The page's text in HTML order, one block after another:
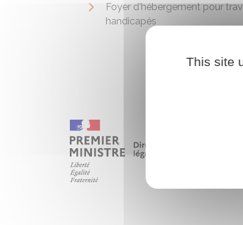
Foyer d'hébergement pour
handicapés
This site